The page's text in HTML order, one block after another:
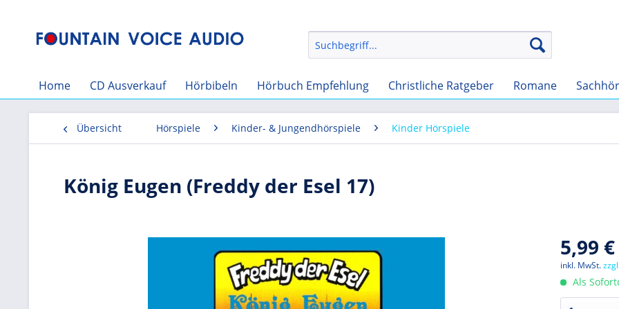
Home CD Ausverkauf Hörbibeln Hörbuch Empfehlung Christliche Ratgeber Romane
Übersicht Hörspiele Kinder- & Jungendhörspiele Kinder Hörspiele
König Eugen (Freddy der Esel 17)
5,99
inkl. MwSt.
Als